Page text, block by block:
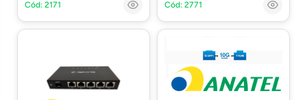
Cód: 2171 Cód: 2771